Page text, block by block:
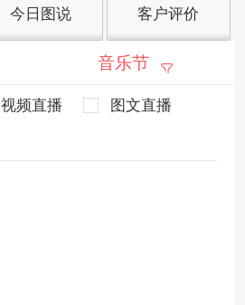
今日图说 客户评价
音乐节
视频直播
图文直播